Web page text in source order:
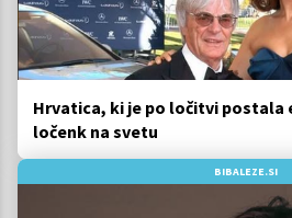
Hrvatica, ki je po ločitvi postala
ločenk na svetu
BIBALEZE.SI